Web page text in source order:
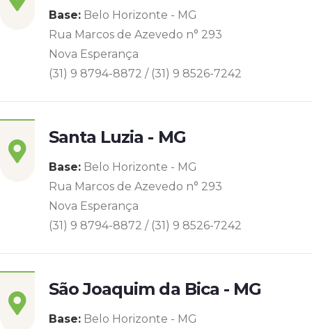
Base: Belo Horizonte - MG
Rua Marcos de Azevedo n° 293
Nova Esperança
(31) 9 8794-8872 / (31) 9 8526-7242
Santa Luzia - MG
Base: Belo Horizonte - MG
Rua Marcos de Azevedo n° 293
Nova Esperança
(31) 9 8794-8872 / (31) 9 8526-7242
São Joaquim da Bica - MG
Base: Belo Horizonte - MG